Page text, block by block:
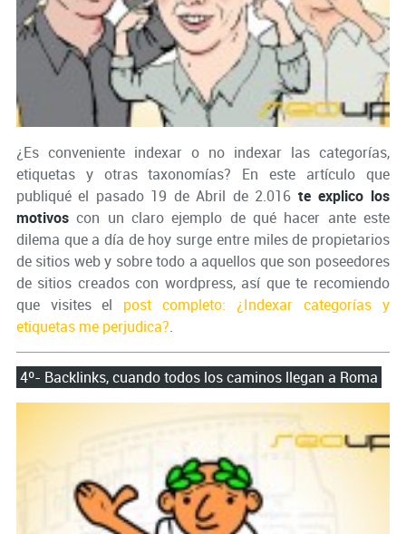
¿Es conveniente indexar o no indexar las categorías,
etiquetas y otras taxonomías? En este artículo que
publiqué el pasado 19 de Abril de 2.016 te explico los
motivoscon un claro ejemplo de qué hacer ante este
dilema que a día de hoy surge entre miles de propietarios
de sitios web y sobre todo a aquellos que son poseedores
de sitios creados con wordpress, así que te recomiendo
que visites el post completo: ¿Indexar categorías y
etiquetas me perjudica?.
4º- Backlinks, cuando todos los caminos llegan a Roma